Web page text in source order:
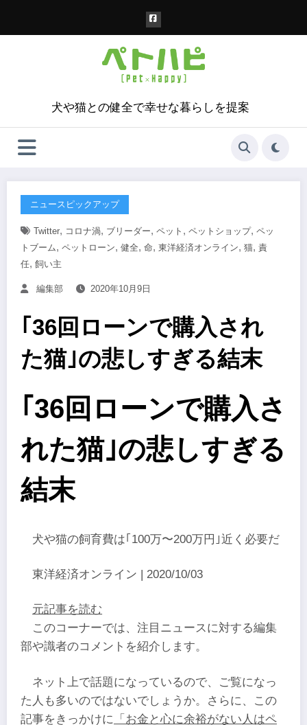
犬や猫との健全で幸せな暮らしを提案
ニュースピックアップ
Twitter, コロナ渦, ブリーダー, ペット , ペットショップ, ペッ
トブーム, ペットローン, 健全, 命, 東洋経済オンライン, 猫, 責
任, 飼い主
編集部 2020年10月9日
｢36回ローンで購入され
た猫｣の悲しすぎる結末
｢36回ローンで購入さ
れた猫｣の悲しすぎる
結末
犬や猫の飼育費は｢100万〜200万円｣近く必要だ
東洋経済オンライン | 2020/10/03
元記事を読む
このコーナーでは、注目ニュースに対する編集
部や識者のコメントを紹介します。
ネット上で話題になっているので、ご覧になっ
た人も多いのではないでしょうか。さらに、この
記事をきっかけに
「お金と心に余裕がない人はペ